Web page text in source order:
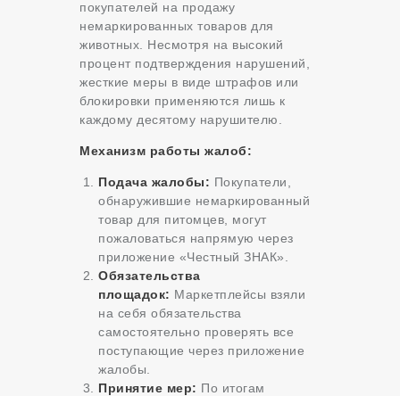
покупателей на продажу
немаркированных товаров для
животных. Несмотря на высокий
процент подтверждения нарушений,
жесткие меры в виде штрафов или
блокировки применяются лишь к
каждому десятому нарушителю.
Механизм работы жалоб:
Подача жалобы: Покупатели,
обнаружившие немаркированный
товар для питомцев, могут
пожаловаться напрямую через
приложение «Честный ЗНАК».
Обязательства
площадок: Маркетплейсы взяли
на себя обязательства
самостоятельно проверять все
поступающие через приложение
жалобы.
Принятие мер: По итогам